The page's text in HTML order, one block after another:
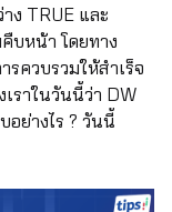
ง TRUE และ
บหน้า โดยทาง
ควบรวมให้สำเร็จ
ราในวันนี้ว่า DW
ย่างไร ? วันนี้